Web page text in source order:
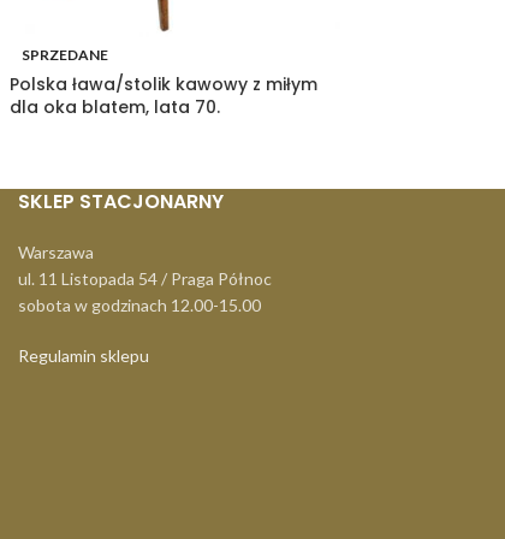
SPRZEDANE
Polska ława/stolik kawowy z miłym
dla oka blatem, lata 70.
SKLEP STACJONARNY
Warszawa
ul. 11 Listopada 54 / Praga Północ
sobota w godzinach 12.00-15.00
Regulamin sklepu